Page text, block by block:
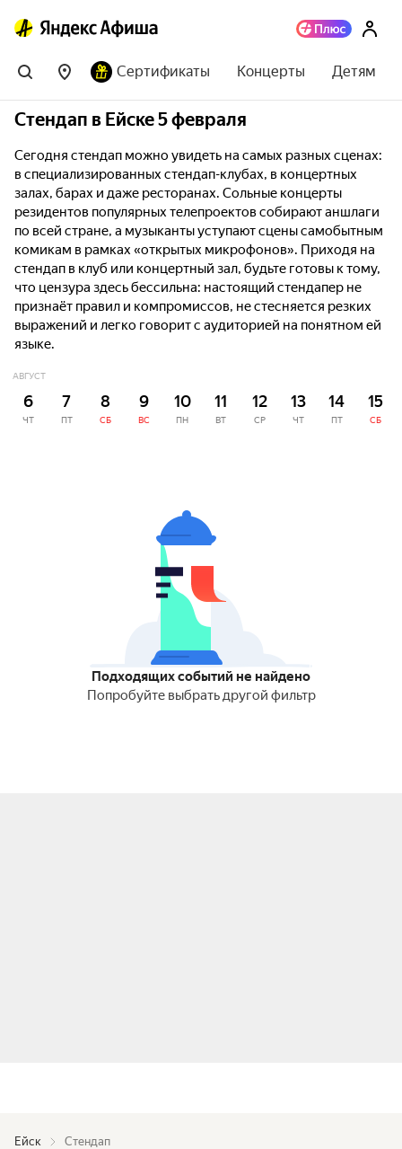
Сертификаты Концерты Детям
Стендап в Ейске 5 февраля
Сегодня стендап можно увидеть на самых разных сценах:
в специализированных стендап-клубах, в концертных
залах, барах и даже ресторанах. Сольные концерты
резидентов популярных телепроектов собирают аншлаги
по всей стране, а музыканты уступают сцены самобытным
комикам в рамках «открытых микрофонов». Приходя на
стендап в клуб или концертный зал, будьте готовы к тому,
что цензура здесь бессильна: настоящий стендапер не
признаёт правил и компромиссов, не стесняется резких
выражений и легко говорит с аудиторией на понятном ей
языке.
АВГУСТ
6
ЧТ
7
ПТ
8
СБ
9
ВС
10
ПН
11
ВТ
12
СР
13
ЧТ
14
ПТ
15
СБ
Подходящих событий не найдено
Попробуйте выбрать другой фильтр
Ейск Стендап